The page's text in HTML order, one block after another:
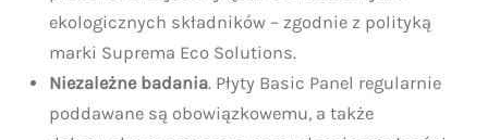
ekologicznych składników – zgodnie z polityką
marki Suprema Eco Solutions.
Niezależne badania. Płyty Basic Panel regularnie
poddawane są obowiązkowemu, a także